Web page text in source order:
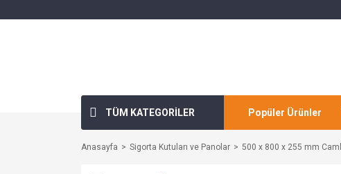
TÜM KATEGORİLER Popüler Ürünler
Anasayfa Sigorta Kutuları ve Panolar 500 x 800 x 255 mm